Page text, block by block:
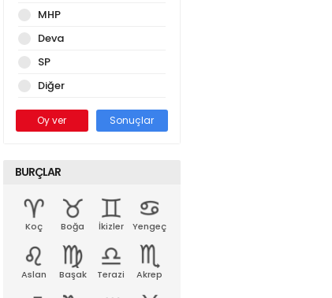
MHP
Deva
SP
Diğer
Oy ver Sonuçlar
BURÇLAR
Koç Boğa İkizler Yengeç
Aslan Başak Terazi Akrep